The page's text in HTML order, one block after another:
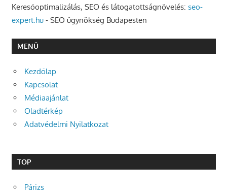
Keresőoptimalizálás, SEO és látogatottságnövelés: seo-
expert.hu- SEO ügynökség Budapesten
MENÜ
Kezdőlap
Kapcsolat
Médiaajánlat
Oladtérkép
Adatvédelmi Nyilatkozat
TOP
Párizs